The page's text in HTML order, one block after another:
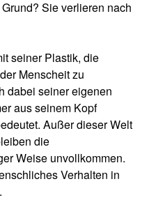
Sie verlieren nach
seiner Plastik, die
Menscheit zu
dabei seiner eigenen
aus seinem Kopf
Außer dieser Welt
die
Weise unvollkommen.
Verhalten in